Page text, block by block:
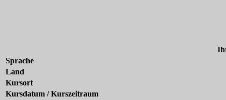
Sprache
Land
Kursort
Kursdatum / Kurszeitraum